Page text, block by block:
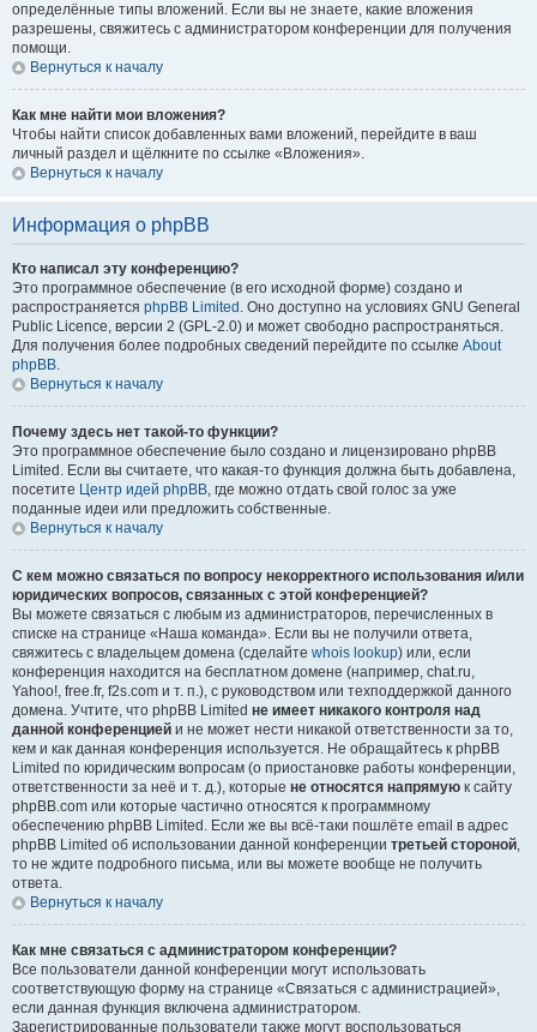
определённые типы вложений. Если вы не знаете, какие вложения
разрешены, свяжитесь с администратором конференции для получения
помощи.
Вернуться к началу
Как мне найти мои вложения?
Чтобы найти список добавленных вами вложений, перейдите в ваш
личный раздел и щёлкните по ссылке «Вложения».
Вернуться к началу
Информация о phpBB
Кто написал эту конференцию?
Это программное обеспечение (в его исходной форме) создано и
распространяется phpBB Limited . Оно доступно на условиях GNU General
Public Licence, версии 2 (GPL-2.0) и может свободно распространяться.
Для получения более подробных сведений перейдите по ссылке About
phpBB.
Вернуться к началу
Почему здесь нет такой-то функции?
Это программное обеспечение было создано и лицензировано phpBB
Limited. Если вы считаете, что какая-то функция должна быть добавлена,
посетите Центр идей phpBB, где можно отдать свой голос за уже
поданные идеи или предложить собственные.
Вернуться к началу
С кем можно связаться по вопросу некорректного использования и/или
юридических вопросов, связанных с этой конференцией?
Вы можете связаться с любым из администраторов, перечисленных в
списке на странице «Наша команда». Если вы не получили ответа,
свяжитесь с владельцем домена (сделайте whois lookup) или, если
конференция находится на бесплатном домене (например, chat.ru,
Yahoo!, free.fr, f2s.com и т. п.), с руководством или техподдержкой данного
домена. Учтите, что phpBB Limited не имеет никакого контроля над
данной конференцией и не может нести никакой ответственности за то,
кем и как данная конференция используется. Не обращайтесь к phpBB
Limited по юридическим вопросам (о приостановке работы конференции,
ответственности за неё и т. д.), которые не относятся напрямую к сайту
phpBB.com или которые частично относятся к программному
обеспечению phpBB Limited. Если же вы всё-таки пошлёте email в адрес
phpBB Limited об использовании данной конференции третьей стороной,
то не ждите подробного письма, или вы можете вообще не получить
ответа.
Вернуться к началу
Как мне связаться с администратором конференции?
Все пользователи данной конференции могут использовать
соответствующую форму на странице «Связаться с администрацией»,
если данная функция включена администратором.
Зарегистрированные пользователи также могут воспользоваться